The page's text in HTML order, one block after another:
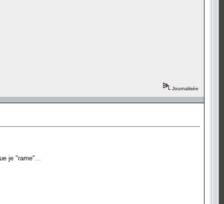
Journalisée
je "rame"...